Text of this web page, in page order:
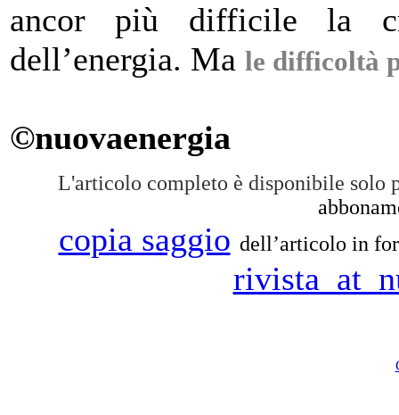
ancor più difficile la
dell’energia. Ma le difficoltà
©nuovaenergia
L'articolo completo è disponibile solo
copia saggio dell’articolo in